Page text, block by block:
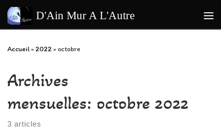
Passer au contenu
D'Ain Mur A L'Autre
Accueil»2022 »octobre
Archives
mensuelles: octobre 2022
3 articles